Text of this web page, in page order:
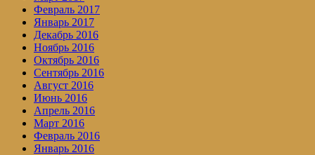
Февраль 2017
Январь 2017
Декабрь 2016
Ноябрь 2016
Октябрь 2016
Сентябрь 2016
Август 2016
Июнь 2016
Апрель 2016
Март 2016
Февраль 2016
Январь 2016